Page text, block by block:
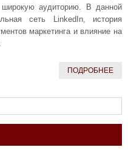
аудиторию. В данной
сеть LinkedIn, история
маркетинга и влияние на
ПОДРОБНЕЕ